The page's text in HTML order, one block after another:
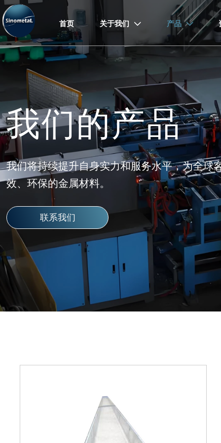
首页 关于我们  产品 
我们的产品
我们将持续提升自身实力和服务水平，为全球
效、环保的金属材料。
联系我们